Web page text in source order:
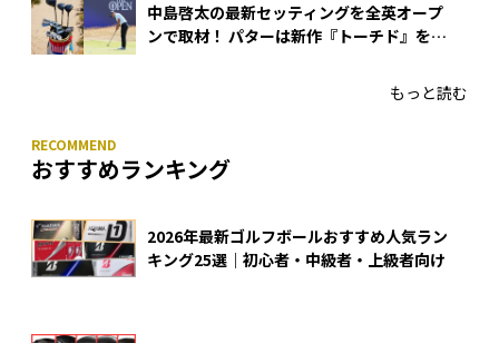
中島啓太の最新セッティングを全英オープ
ンで取材！ パターは新作『トーチド』を投
もっと読む
おすすめランキング
2026年最新ゴルフボールおすすめ人気ラン
キング25選｜初心者・中級者・上級者向け